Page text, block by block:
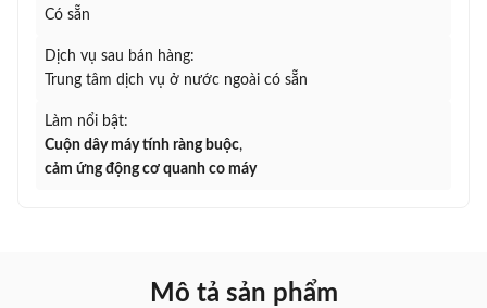
Có sẵn
Dịch vụ sau bán hàng:
Trung tâm dịch vụ ở nước ngoài có sẵn
Làm nổi bật:
Cuộn dây máy tính ràng buộc,
cảm ứng động cơ quanh co máy
Mô tả sản phẩm